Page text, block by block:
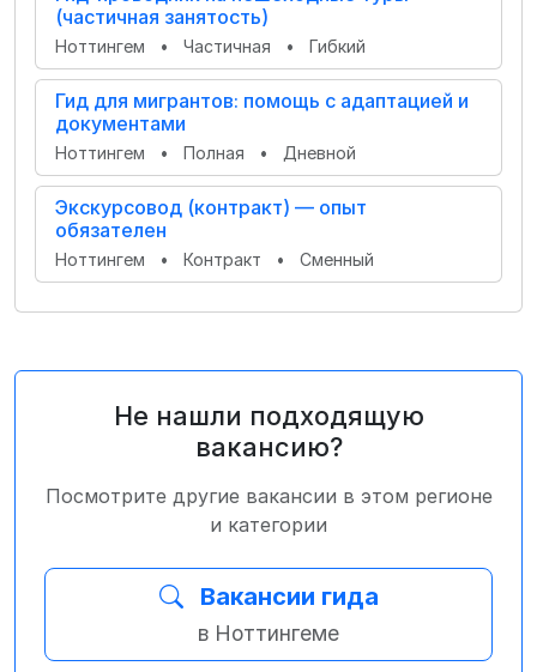
(частичная занятость)
Ноттингем • Частичная • Гибкий
Гид для мигрантов: помощь с адаптацией и
документами
Ноттингем • Полная • Дневной
Экскурсовод (контракт) — опыт
обязателен
Ноттингем • Контракт • Сменный
Не нашли подходящую
вакансию?
Посмотрите другие вакансии в этом регионе
и категории
Вакансии гида
в Ноттингеме